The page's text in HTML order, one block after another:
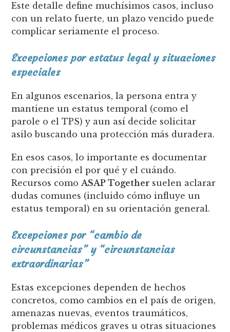
Este detalle define muchísimos casos, incluso
con un relato fuerte, un plazo vencido puede
complicar seriamente el proceso.
Excepciones por estatus legal y situaciones
especiales
En algunos escenarios, la persona entra y
mantiene un estatus temporal (como el
parole o el TPS) y aun así decide solicitar
asilo buscando una protección más duradera.
En esos casos, lo importante es documentar
con precisión el por qué y el cuándo.
Recursos comoASAP Together suelen aclarar
dudas comunes (incluido cómo influye un
estatus temporal) en su orientación general.
Excepciones por “cambio de
circunstancias” y “circunstancias
extraordinarias”
Estas excepciones dependen de hechos
concretos, como cambios en el país de origen,
amenazas nuevas, eventos traumáticos,
problemas médicos graves u otras situaciones